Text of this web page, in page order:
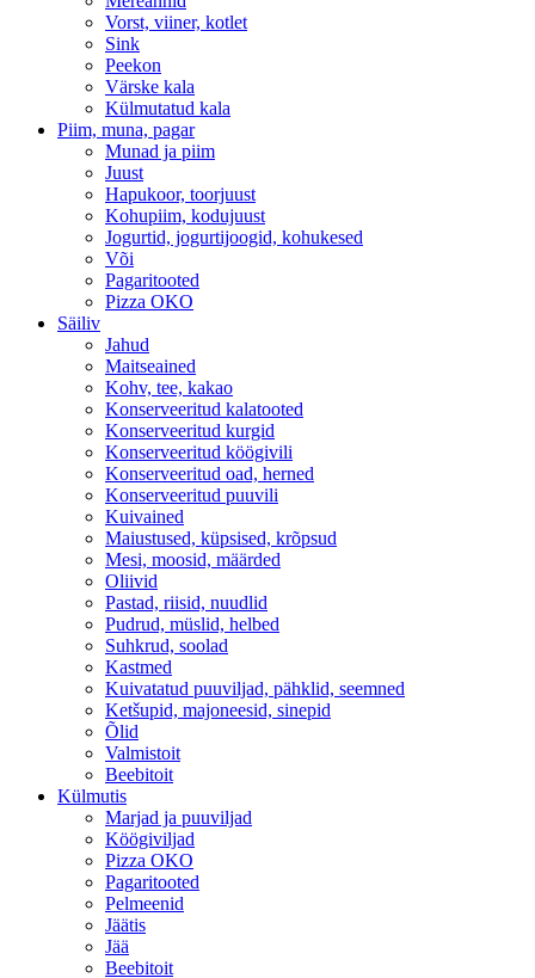
Vorst, viiner, kotlet
Sink
Peekon
Värske kala
Külmutatud kala
Piim, muna, pagar
Munad ja piim
Juust
Hapukoor, toorjuust
Kohupiim, kodujuust
Jogurtid, jogurtijoogid, kohukesed
Või
Pagaritooted
Pizza OKO
Säiliv
Jahud
Maitseained
Kohv, tee, kakao
Konserveeritud kalatooted
Konserveeritud kurgid
Konserveeritud köögivili
Konserveeritud oad, herned
Konserveeritud puuvili
Kuivained
Maiustused, küpsised, krõpsud
Mesi, moosid, määrded
Oliivid
Pastad, riisid, nuudlid
Pudrud, müslid, helbed
Suhkrud, soolad
Kastmed
Kuivatatud puuviljad, pähklid, seemned
Ketšupid, majoneesid, sinepid
Õlid
Valmistoit
Beebitoit
Külmutis
Marjad ja puuviljad
Köögiviljad
Pizza OKO
Pagaritooted
Pelmeenid
Jäätis
Jää
Beebitoit